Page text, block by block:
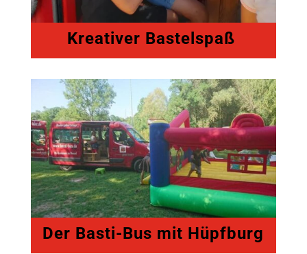
Kreativer Bastelspaß
Der Basti-Bus mit Hüpfburg